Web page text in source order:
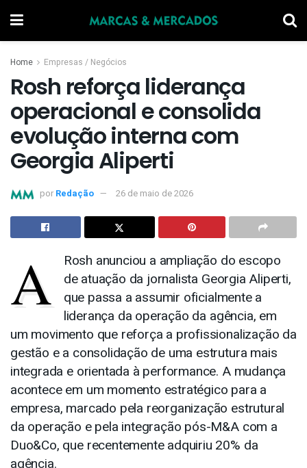
Home Empresas / Negócios
Rosh reforça liderança
operacional e consolida
evolução interna com
Georgia Aliperti
por Redação 26 de maio de 2026
A
Rosh anunciou a ampliação do escopo
de atuação da jornalista Georgia Aliperti,
que passa a assumir oficialmente a
liderança da operação da agência, em
um movimento que reforça a profissionalização da
gestão e a consolidação de uma estrutura mais
integrada e orientada à performance. A mudança
acontece em um momento estratégico para a
empresa, marcado pela reorganização estrutural
da operação e pela integração pós-M&A com a
Duo&Co, que recentemente adquiriu 20% da
agência.